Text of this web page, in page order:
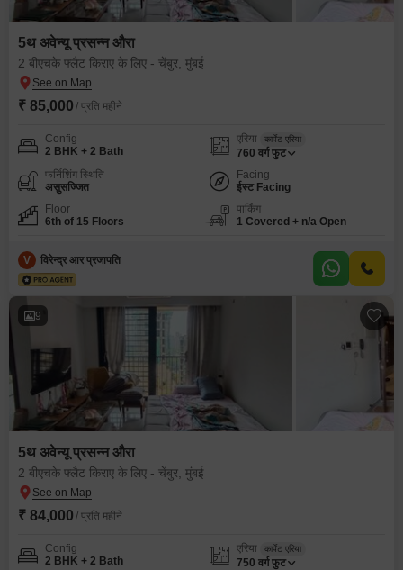
5थ अवेन्यू प्रसन्न औरा
2 बीएचके फ्लैट किराए के लिए - चेंबुर, मुंबई
₹ 85,000 / प्रति महीने
Config
2 BHK + 2 Bath
एरिया कार्पेट एरिया
760 वर्ग फुट
फर्निशिंग स्थिति
असुसज्जित
Facing
ईस्ट Facing
Floor
6th of 15 Floors
पार्किंग
1 Covered + n/a Open
V विरेन्द्र आर प्रजापति
9
5थ अवेन्यू प्रसन्न औरा
2 बीएचके फ्लैट किराए के लिए - चेंबुर, मुंबई
₹ 84,000 / प्रति महीने
Config
2 BHK + 2 Bath
एरिया कार्पेट एरिया
750 वर्ग फुट